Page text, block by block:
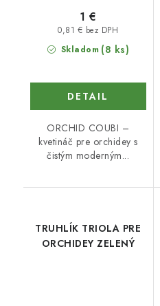
Skladom (8 ks)
0,81 € bez DPH
1 €
DETAIL
ORCHID COUBI –
kvetináč pre orchidey s
čistým moderným...
TRUHLÍK TRIOLA PRE
ORCHIDEY ZELENÝ